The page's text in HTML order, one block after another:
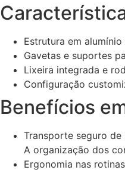
Estrutura em
Gavetas e suportes
Lixeira integrada e
Configuração
Benefícios
Transporte seguro de
A organização dos
Ergonomia nas